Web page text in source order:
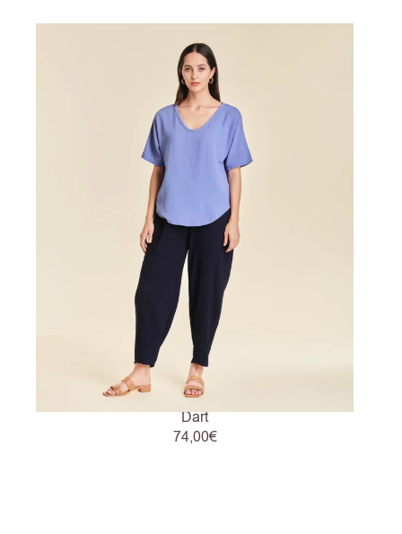
Dart
74,00€